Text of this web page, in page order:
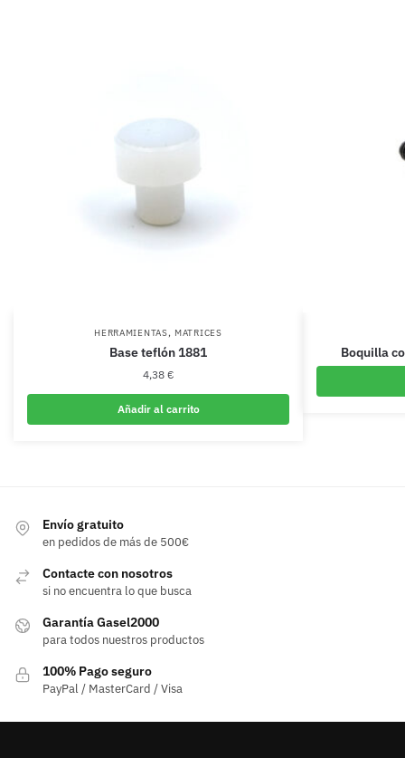
HERRAMIENTAS, MATRICES
Base teflón 1881
4,38 €
Añadir al carrito
Boquilla
Envío gratuito
en pedidos de más de 500€
Contacte con nosotros
si no encuentra lo que busca
Garantía Gasel2000
para todos nuestros productos
100% Pago seguro
PayPal / MasterCard / Visa